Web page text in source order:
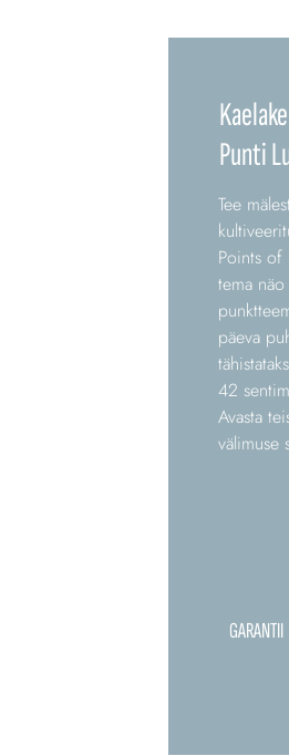
Punti
Tee
Points
tema
päeva
42
Avasta
välimuse
GARANTII